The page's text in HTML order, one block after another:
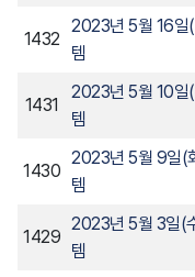
1432
2023년 5월 16일(
템
1431
2023년 5월 10일(
템
1430
2023년 5월 9일(
템
1429
2023년 5월 3일(
템